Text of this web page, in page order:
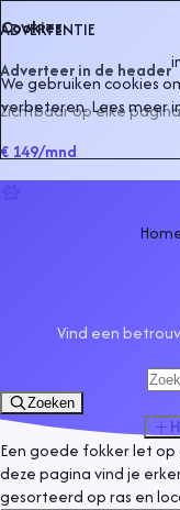
ADVERTENTIE
Adverteer in de header
Zichtbaar op elke
€ 149/mnd
Vind een
Zoeken
Een goede fokker let
deze pagina vind je
gesorteerd op ras en
Cookies
We gebruiken cookies
verbeteren. Lees meer